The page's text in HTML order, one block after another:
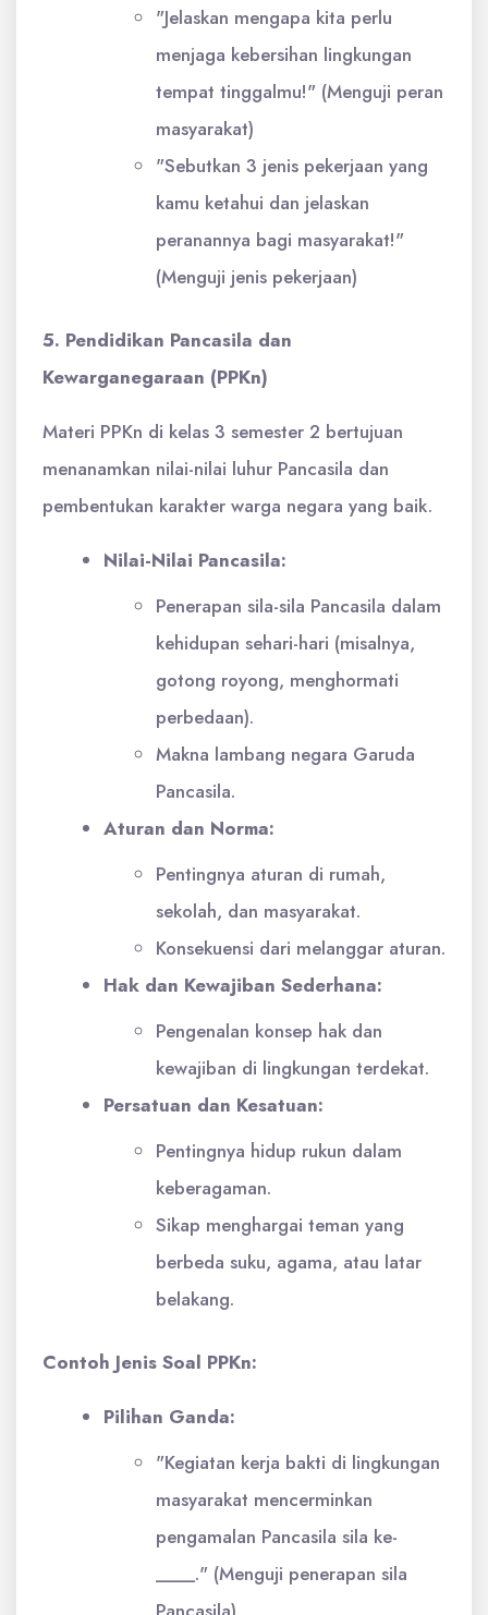
"Jelaskan mengapa kita perlu
menjaga kebersihan lingkungan
tempat tinggalmu!" (Menguji peran
masyarakat)
"Sebutkan 3 jenis pekerjaan yang
kamu ketahui dan jelaskan
peranannya bagi masyarakat!"
(Menguji jenis pekerjaan)
5. Pendidikan Pancasila dan
Kewarganegaraan (PPKn)
Materi PPKn di kelas 3 semester 2 bertujuan
menanamkan nilai-nilai luhur Pancasila dan
pembentukan karakter warga negara yang baik.
Nilai-Nilai Pancasila:
Penerapan sila-sila Pancasila dalam
kehidupan sehari-hari (misalnya,
gotong royong, menghormati
perbedaan).
Makna lambang negara Garuda
Pancasila.
Aturan dan Norma:
Pentingnya aturan di rumah,
sekolah, dan masyarakat.
Konsekuensi dari melanggar aturan.
Hak dan Kewajiban Sederhana:
Pengenalan konsep hak dan
kewajiban di lingkungan terdekat.
Persatuan dan Kesatuan:
Pentingnya hidup rukun dalam
keberagaman.
Sikap menghargai teman yang
berbeda suku, agama, atau latar
belakang.
Contoh Jenis Soal PPKn:
Pilihan Ganda:
"Kegiatan kerja bakti di lingkungan
masyarakat mencerminkan
pengamalan Pancasila sila ke-
____." (Menguji penerapan sila